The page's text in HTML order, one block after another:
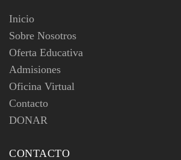
Inicio
Sobre Nosotros
Oferta Educativa
Admisiones
Oficina Virtual
Contacto
DONAR
CONTACTO